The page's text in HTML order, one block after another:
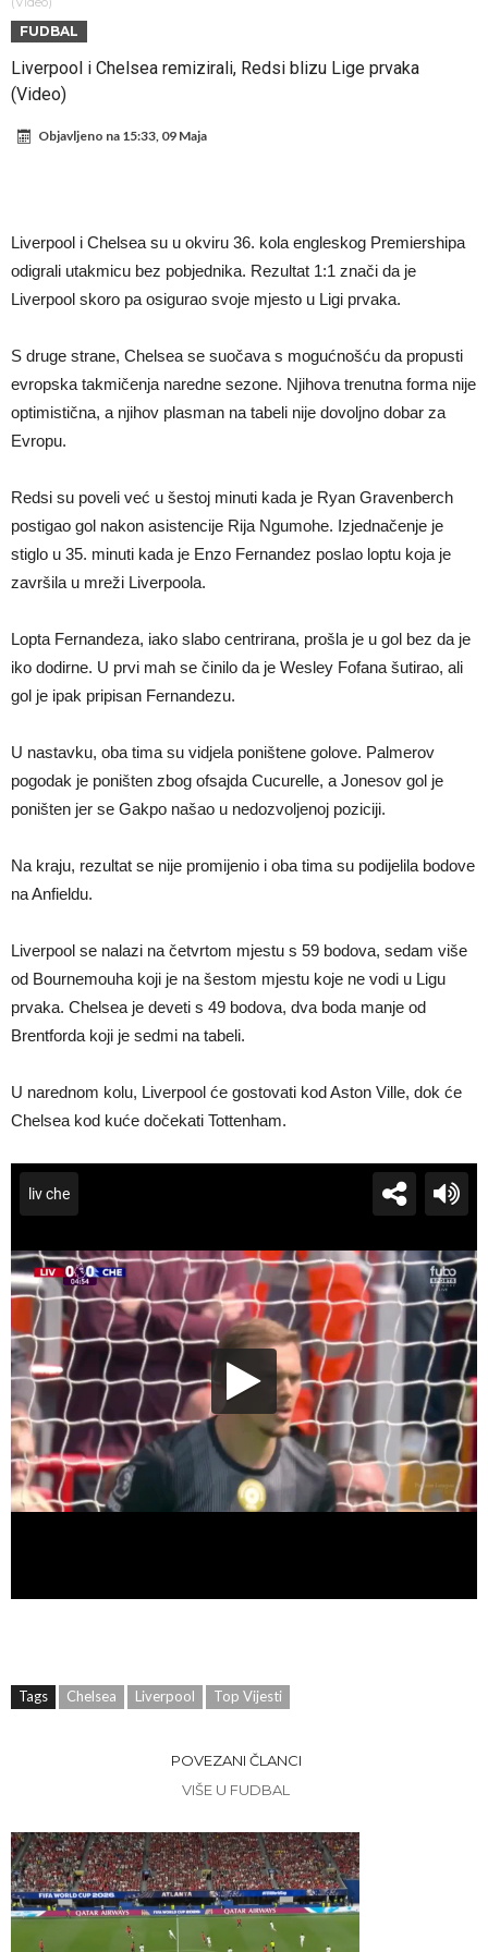
novac od UEFA
Mourinho uvodi strogu disciplinu u Real Madrid. Ovo su tri nova
pravila
Arsenal dovodi zvijezdu Serie A za 138 miliona eura?
FUDBAL
Liverpool i Chelsea remizirali, Redsi blizu Lige prvaka
(Video)
Objavljeno na 15:33, 09 Maja
Liverpool i Chelsea su u okviru 36. kola engleskog Premiershipa
odigrali utakmicu bez pobjednika. Rezultat 1:1 znači da je
Liverpool skoro pa osigurao svoje mjesto u Ligi prvaka.
S druge strane, Chelsea se suočava s mogućnošću da propusti
evropska takmičenja naredne sezone. Njihova trenutna forma nije
optimistična, a njihov plasman na tabeli nije dovoljno dobar za
Evropu.
Redsi su poveli već u šestoj minuti kada je Ryan Gravenberch
postigao gol nakon asistencije Rija Ngumohe. Izjednačenje je
stiglo u 35. minuti kada je Enzo Fernandez poslao loptu koja je
završila u mreži Liverpoola.
Lopta Fernandeza, iako slabo centrirana, prošla je u gol bez da je
iko dodirne. U prvi mah se činilo da je Wesley Fofana šutirao, ali
gol je ipak pripisan Fernandezu.
U nastavku, oba tima su vidjela poništene golove. Palmerov
pogodak je poništen zbog ofsajda Cucurelle, a Jonesov gol je
poništen jer se Gakpo našao u nedozvoljenoj poziciji.
Na kraju, rezultat se nije promijenio i oba tima su podijelila bodove
na Anfieldu.
Liverpool se nalazi na četvrtom mjestu s 59 bodova, sedam više
od Bournemouha koji je na šestom mjestu koje ne vodi u Ligu
prvaka. Chelsea je deveti s 49 bodova, dva boda manje od
Brentforda koji je sedmi na tabeli.
U narednom kolu, Liverpool će gostovati kod Aston Ville, dok će
Chelsea kod kuće dočekati Tottenham.
Tags Chelsea Liverpool Top Vijesti
POVEZANI ČLANCI
VIŠE U FUDBAL